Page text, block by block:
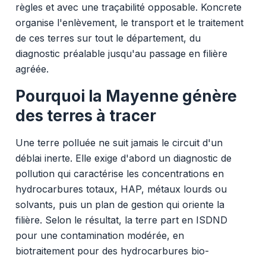
règles et avec une traçabilité opposable. Koncrete
organise l'enlèvement, le transport et le traitement
de ces terres sur tout le département, du
diagnostic préalable jusqu'au passage en filière
agréée.
Pourquoi la Mayenne génère
des terres à tracer
Une terre polluée ne suit jamais le circuit d'un
déblai inerte. Elle exige d'abord un diagnostic de
pollution qui caractérise les concentrations en
hydrocarbures totaux, HAP, métaux lourds ou
solvants, puis un plan de gestion qui oriente la
filière. Selon le résultat, la terre part en ISDND
pour une contamination modérée, en
biotraitement pour des hydrocarbures bio-